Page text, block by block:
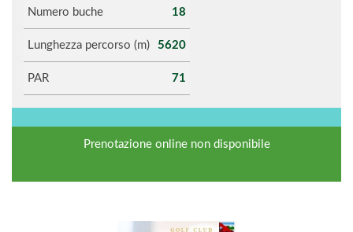
Numero buche 18
Lunghezza percorso (m) 5620
PAR 71
Prenotazione online non disponibile